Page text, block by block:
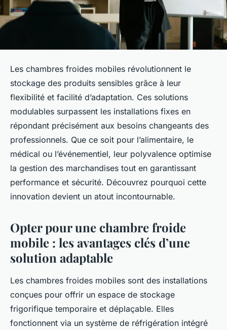
Les chambres froides mobiles révolutionnent le
stockage des produits sensibles grâce à leur
flexibilité et facilité d’adaptation. Ces solutions
modulables surpassent les installations fixes en
répondant précisément aux besoins changeants des
professionnels. Que ce soit pour l’alimentaire, le
médical ou l’événementiel, leur polyvalence optimise
la gestion des marchandises tout en garantissant
performance et sécurité. Découvrez pourquoi cette
innovation devient un atout incontournable.
Opter pour une chambre froide
mobile : les avantages clés d’une
solution adaptable
Les chambres froides mobiles sont des installations
conçues pour offrir un espace de stockage
frigorifique temporaire et déplaçable. Elles
fonctionnent via un système de réfrigération intégré